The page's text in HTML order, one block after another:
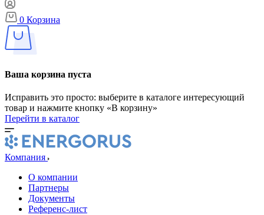
0 Корзина
Ваша корзина пуста
Исправить это просто: выберите в каталоге интересующий
товар и нажмите кнопку «В корзину»
Перейти в каталог
Компания
О компании
Партнеры
Документы
Референс-лист